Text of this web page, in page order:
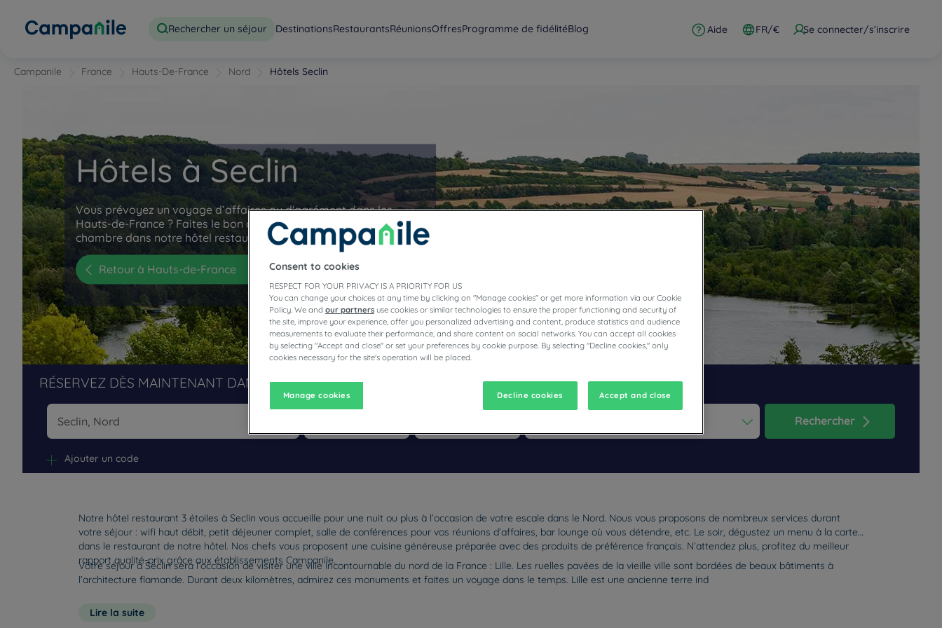
Rechercher un séjour DestinationsRestaurantsRéunionsOffresProgramme de fidélitéBlog Aide FR/€ Se connecter/s’inscrire
Campanile France Hauts-De-France Nord Hôtels Seclin
Hôtels à Seclin
Vous prévoyez un voyage d’affaires ou d'agrément dans les
Hauts-de-France ? Faites le bon choix en sélectionnant une
chambre dans notre hôtel restaurant à Seclin.
Retour à Hauts-de-France
RÉSERVEZ DÈS MAINTENANT DANS NOS HÔTELS RESTAURANTS CAMPANILE
Rechercher
Ajouter un code
Notre hôtel restaurant 3 étoiles à Seclin vous accueille pour une nuit ou plus à l’occasion de votre escale dans le Nord. Nous vous proposons de nombreux services durant
votre séjour : wifi haut débit, petit déjeuner complet, salle de conférences pour vos réunions d’affaires, bar lounge où vous détendre, etc. Le soir, dégustez un menu à la carte
dans le restaurant de notre hôtel. Nos chefs vous proposent une cuisine généreuse préparée avec des produits de préférence français. N’attendez plus, profitez du meilleur
rapport qualité-prix grâce aux établissements Campanile.
Votre séjour à Seclin sera l’occasion de visiter une ville incontournable du nord de la France : Lille. Les ruelles pavées de la vieille ville sont bordées de beaux bâtiments à
l’architecture flamande. Durant deux kilomètres, admirez ces monuments et faites un voyage dans le temps. Lille est une ancienne terre ind
Lire la suite
Consent to cookies
RESPECT FOR YOUR PRIVACY IS A PRIORITY FOR US
You can change your choices at any time by clicking on "Manage cookies" or get more information via our Cookie
Policy. We and our partners use cookies or similar technologies to ensure the proper functioning and security of
the site, improve your experience, offer you personalized advertising and content, produce statistics and audience
measurements to evaluate their performance, and share content on social networks. You can accept all cookies
by selecting "Accept and close" or set your preferences by cookie purpose. By selecting "Decline cookies," only
cookies necessary for the site's operation will be placed.
Manage cookies Decline cookies Accept and close